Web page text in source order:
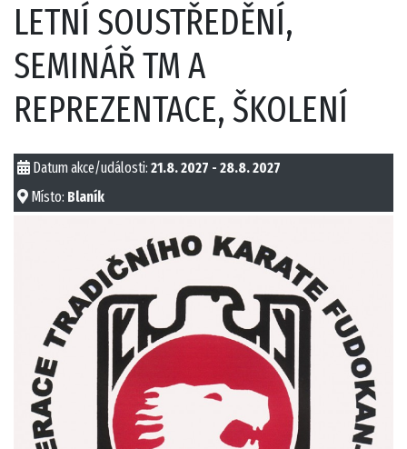
LETNÍ SOUSTŘEDĚNÍ,
SEMINÁŘ TM A
REPREZENTACE, ŠKOLENÍ
Datum akce/události: 21.8. 2027 - 28.8. 2027
Místo: Blaník